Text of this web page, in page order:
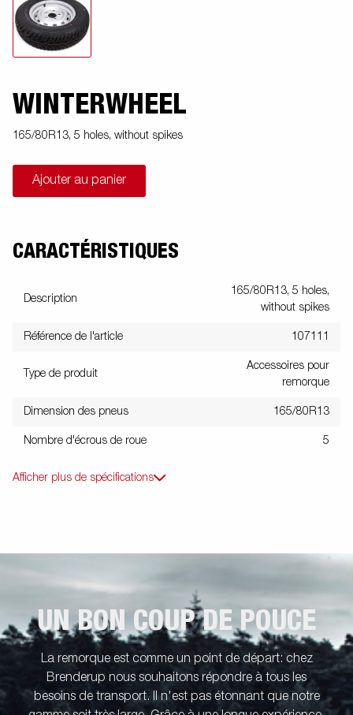
WINTERWHEEL
165/80R13, 5 holes, without spikes
Ajouter au panier
CARACTÉRISTIQUES
Description
165/80R13, 5 holes,
without spikes
Référence de l'article 107111
Type de produit
Accessoires pour
remorque
Dimension des pneus 165/80R13
Nombre d'écrous de roue 5
Afficher plus de spécifications
UN BON COUP DE POUCE
La remorque est comme un point de départ: chez
Brenderup nous souhaitons répondre à tous les
besoins de transport. Il n'est pas étonnant que notre